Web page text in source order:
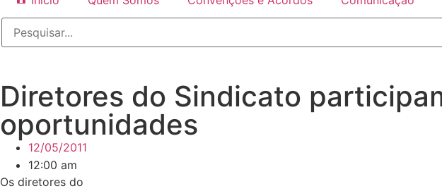
Diretores do Sindicato
oportunidades
12/05/2011
12:00 am
Os diretores do